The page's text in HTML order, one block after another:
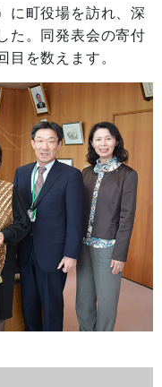
に町役場を訪れ、深
た。同発表会の寄付
を数えます。